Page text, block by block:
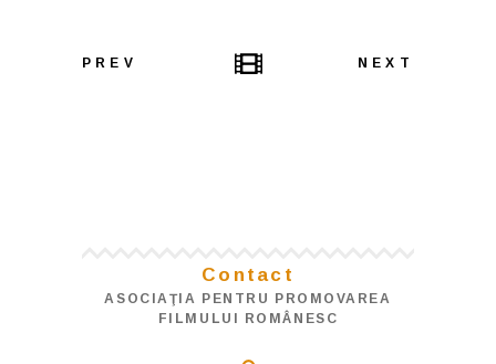
PREV NEXT
Contact
ASOCIAŢIA PENTRU PROMOVAREA
FILMULUI ROMÂNESC